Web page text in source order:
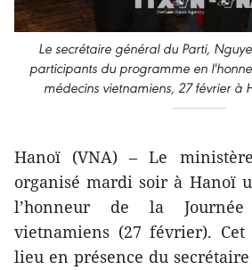
Le secrétaire général du Parti,
participants du programme en
médecins vietnamiens, 27 février à
Hanoï (VNA) – Le
organisé mardi soir à Hanoï
l’honneur de la
vietnamiens (27 février).
lieu en présence du